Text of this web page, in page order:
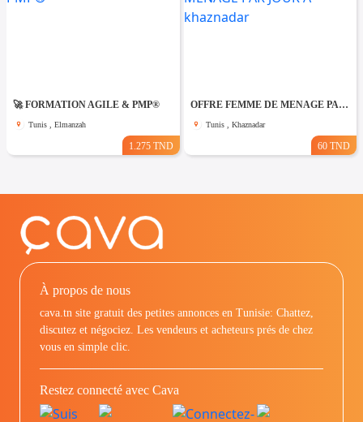
🚀 FORMATION AGILE & PMP®
Tunis , Elmanzah
1.275 TND
OFFRE FEMME DE MENAGE PAR JOUR A khaznadar
Tunis , Khaznadar
60 TND
À propos de nous
cava.tn site gratuit des petites annonces en Tunisie: Chattez,
discutez et négociez. Les vendeurs et acheteurs prés de chez
vous en simple clic.
Restez connecté avec Cava